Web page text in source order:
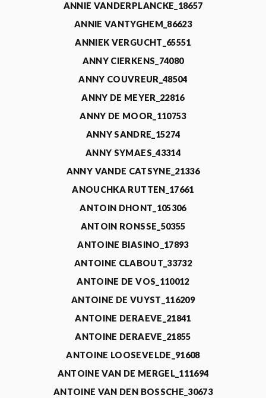
ANNIE VANDERPLANCKE_18657
ANNIE VANTYGHEM_86623
ANNIEK VERGUCHT_65551
ANNY CIERKENS_74080
ANNY COUVREUR_48504
ANNY DE MEYER_22816
ANNY DE MOOR_110753
ANNY SANDRE_15274
ANNY SYMAES_43314
ANNY VANDE CATSYNE_21336
ANOUCHKA RUTTEN_17661
ANTOIN DHONT_105306
ANTOIN RONSSE_50355
ANTOINE BIASINO_17893
ANTOINE CLABOUT_33732
ANTOINE DE VOS_110012
ANTOINE DE VUYST_116209
ANTOINE DERAEVE_21841
ANTOINE DERAEVE_21855
ANTOINE LOOSEVELDE_91608
ANTOINE VAN DE MERGEL_111694
ANTOINE VAN DEN BOSSCHE_30673